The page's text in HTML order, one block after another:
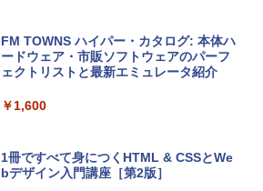
ラ、Touch ID - ミッドナイト + 3年延長
AppleCare+ for 13インチMacBook Air
(M5)|ダウンロード版
￥347,600
【Amazon.co.jp限定】 HP ノートパソコ
ン 15-fd 15.6インチ 16GBメモリ 512GB
SSD インテル Core 5
Robloxギフトカード - 1000 Robux 【限
定バーチャルアイテムを含む】 【オンラ
インゲームコード】 ロブロックス |オン
Microsoft Office Home 2024(最新 永続
FM TOWNS ハイパー・カタログ: 本体ハ
ードウェア・市販ソフトウェアのパーフ
ェクトリストと最新エミュレータ紹介
￥1,600
1冊ですべて身につくHTML & CSSとWe
bデザイン入門講座［第2版］